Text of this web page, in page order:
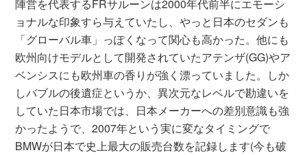
陣営を代表するFRサルーンは2000年代前半にエモーシ
ョナルな印象すら与えていたし、やっと日本のセダンも
「グローバル車」っぽくなって関心も高かった。他にも
欧州向けモデルとして開発されていたアテンザ(GG)やア
ベンシスにも欧州車の香りが強く漂っていました。しか
しバブルの後遺症というか、異次元なレベルで勘違いを
していた日本市場では、日本メーカーへの差別意識も強
かったようで、2007年という実に変なタイミングで
BMWが日本で史上最大の販売台数を記録します(今も破